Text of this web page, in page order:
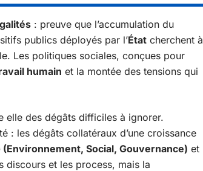
: preuve que l’accumulation du
publics déployés par l’État cherchent à
Les politiques sociales, conçues pour
humain et la montée des tensions qui
elle des dégâts difficiles à ignorer.
: les dégâts collatéraux d’une croissance
(Environnement, Social, Gouvernance) et
discours et les process, mais la